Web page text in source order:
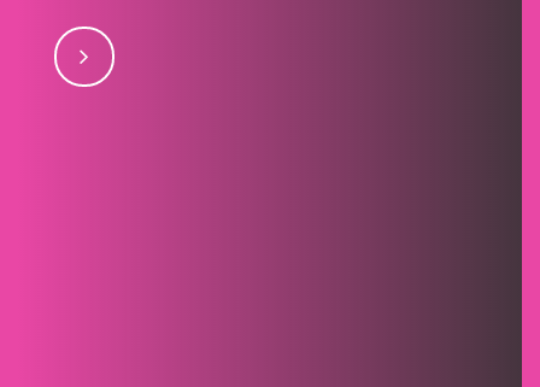
materiales septiembre 15, 2017Lubraxjulio 28,
2017Todomúsicajulio 28, 2017Levisjulio 28, 2017Loop